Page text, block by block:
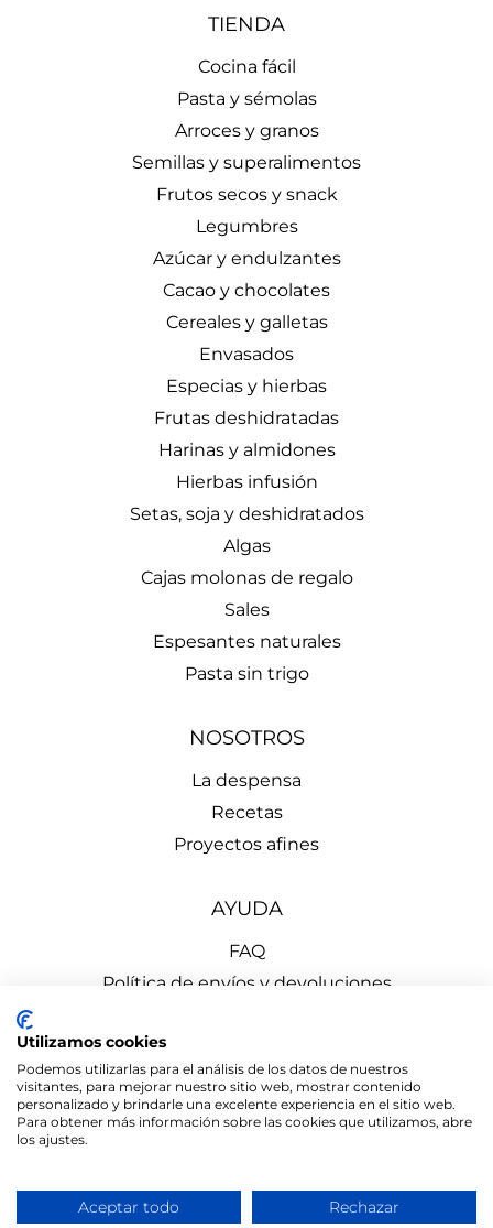
TIENDA
Cocina fácil
Pasta y sémolas
Arroces y granos
Semillas y superalimentos
Frutos secos y snack
Legumbres
Azúcar y endulzantes
Cacao y chocolates
Cereales y galletas
Envasados
Especias y hierbas
Frutas deshidratadas
Harinas y almidones
Hierbas infusión
Setas, soja y deshidratados
Algas
Cajas molonas de regalo
Sales
Espesantes naturales
Pasta sin trigo
NOSOTROS
La despensa
Recetas
Proyectos afines
AYUDA
FAQ
Política de envíos y devoluciones
Política de Privacidad
Política de Cookies
© 2026 LA DESPENSA de Cercedilla | Diseñado porel mono
Utilizamos cookies
Podemos utilizarlas para el análisis de los datos de nuestros
visitantes, para mejorar nuestro sitio web, mostrar contenido
personalizado y brindarle una excelente experiencia en el sitio web.
Para obtener más información sobre las cookies que utilizamos, abre
los ajustes.
Aceptar todo Rechazar